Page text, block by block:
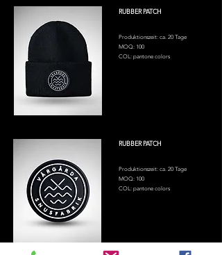
RUBBER PATCH
Produktionszeit: ca. 20 Tage
MOQ: 100
COL: pantone colors
RUBBER PATCH
Produktionszeit: ca. 20 Tage
MOQ: 100
COL: pantone colors